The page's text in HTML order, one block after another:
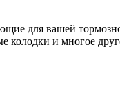
для вашей
колодки и многое